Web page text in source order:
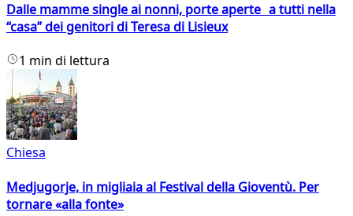
Dalle mamme single ai nonni, porte aperte a tutti nella
“casa” dei genitori di Teresa di Lisieux
1 min di lettura
Chiesa
Medjugorje, in migliaia al Festival della Gioventù. Per
tornare «alla fonte»